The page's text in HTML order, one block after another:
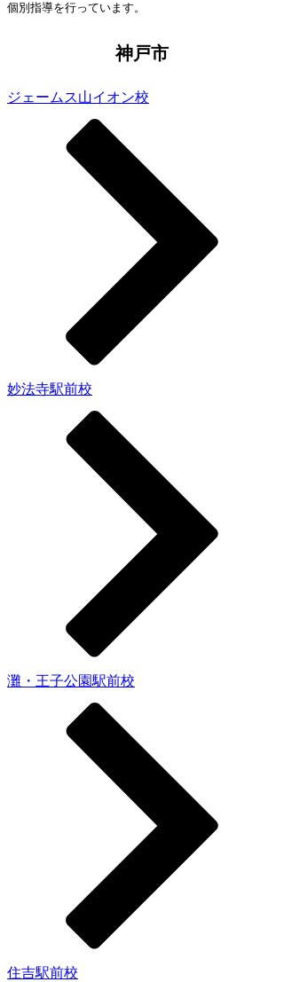
個別指導を行っています。
神戸市
ジェームス山イオン校
妙法寺駅前校
灘・王子公園駅前校
住吉駅前校